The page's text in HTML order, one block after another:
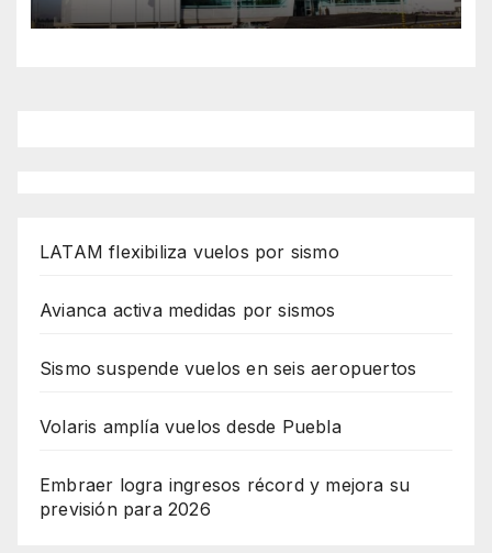
LATAM flexibiliza vuelos por sismo
Avianca activa medidas por sismos
Sismo suspende vuelos en seis aeropuertos
Volaris amplía vuelos desde Puebla
Embraer logra ingresos récord y mejora su
previsión para 2026